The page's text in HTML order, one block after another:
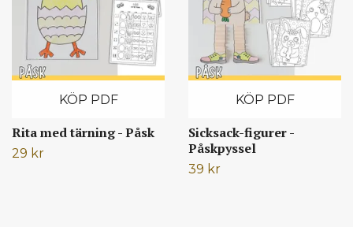
KÖP PDF
Rita med tärning - Påsk
29 kr
KÖP PDF
Sicksack-figurer -
Påskpyssel
39 kr